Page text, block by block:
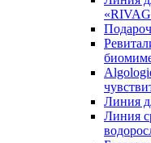
Линия
Линия